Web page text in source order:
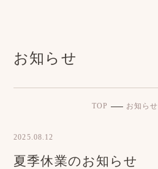
お知らせ
TOP お知らせ
2025.08.12
夏季休業のお知らせ